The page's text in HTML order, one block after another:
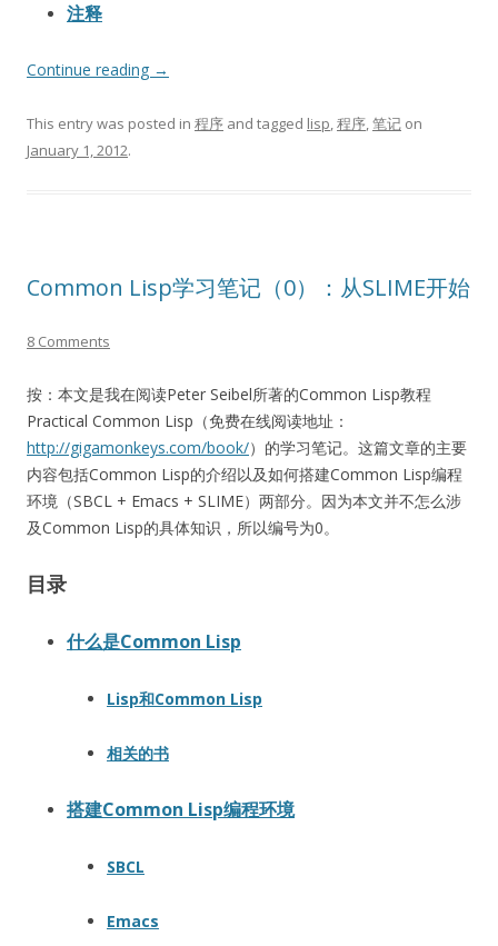
注释
Continue reading →
This entry was posted in 程序 and tagged lisp,程序,笔记 on
January 1, 2012.
Common Lisp学习笔记（0）：从SLIME开始
8 Comments
按：本文是我在阅读Peter Seibel所著的Common Lisp教程
Practical Common Lisp（免费在线阅读地址：
http://gigamonkeys.com/book/）的学习笔记。这篇文章的主要
内容包括Common Lisp的介绍以及如何搭建Common Lisp编程
环境（SBCL + Emacs + SLIME）两部分。因为本文并不怎么涉
及Common Lisp的具体知识，所以编号为0。
目录
什么是Common Lisp
Lisp和Common Lisp
相关的书
搭建Common Lisp编程环境
SBCL
Emacs